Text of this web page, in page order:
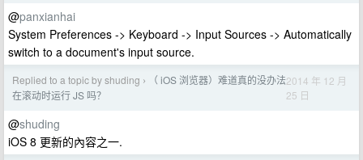
@panxianhai
System Preferences -> Keyboard -> Input Sources -> Automatically
switch to a document's input source.
Replied to a topic by shuding ›
（ iOS 浏览器）难道真的没办法
在滚动时运行 JS 吗？
2014 年 12 月
25 日
@shuding
iOS 8 更新的內容之一.